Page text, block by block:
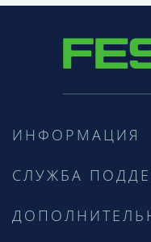
ИНФОРМАЦИЯ
СЛУЖБА